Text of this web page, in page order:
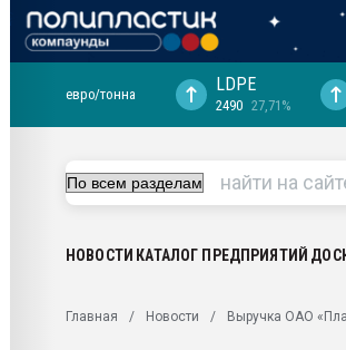
ближайшее подмосковье, с.-в.
Подмосковье, Москва
первый план в переработке
28.07.2026 "Технониколь" довольна
евро/тонна LDPE
2490 27,71%
НОВОСТИ КАТАЛОГ ПРЕДПРИЯТИЙ
Главная Новости Выручка ОАО